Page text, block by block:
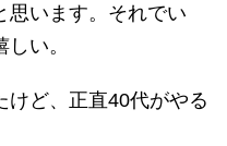
思います。それでい
い。
けど、正直40代がやる